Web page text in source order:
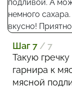
Шаг 7 / 7
Такую
гарнира к
мясной